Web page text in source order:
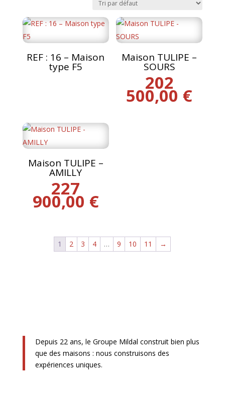
REF : 16 – Maison
type F5
Maison TULIPE –
SOURS
202
500,00 €
Maison TULIPE –
AMILLY
227
900,00 €
1 2 3 4 … 9 10 11 →
Depuis 22 ans, le Groupe Mildal construit bien plus
que des maisons : nous construisons des
expériences uniques.